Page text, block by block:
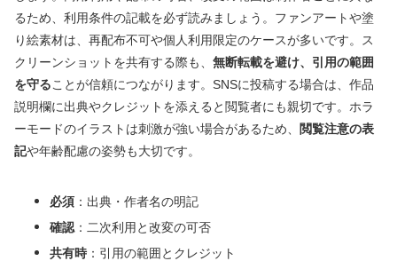
るため、利用条件の記載を必ず読みましょう。ファンアートや塗
り絵素材は、再配布不可や個人利用限定のケースが多いです。ス
クリーンショットを共有する際も、 無断転載を避け、引用の範囲
を守ることが信頼につながります。SNSに投稿する場合は、作品
説明欄に出典やクレジットを添えると閲覧者にも親切です。ホラ
ーモードのイラストは刺激が強い場合があるため、
閲覧注意の表
記や年齢配慮の姿勢も大切です。
必須 ：出典・作者名の明記
確認 ：二次利用と改変の可否
共有時 ：引用の範囲とクレジット